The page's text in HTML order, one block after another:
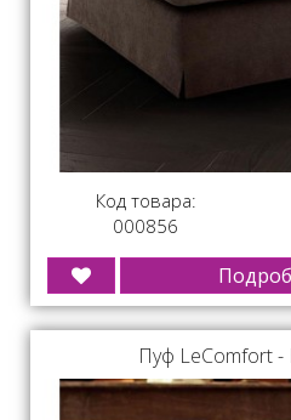
Код товара:
000856
Пуф LeComfort